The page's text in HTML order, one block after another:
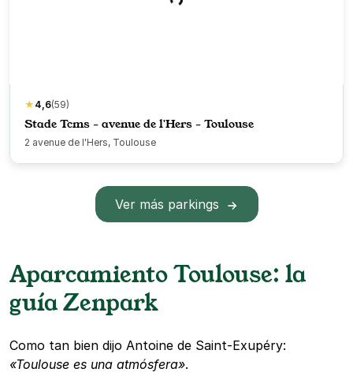
★ 4,6(59)
Stade Tcms - avenue de l'Hers - Toulouse
2 avenue de l'Hers, Toulouse
Ver más parkings
Aparcamiento Toulouse: la
guía Zenpark
Como tan bien dijo Antoine de Saint-Exupéry:
«Toulouse es una atmósfera».